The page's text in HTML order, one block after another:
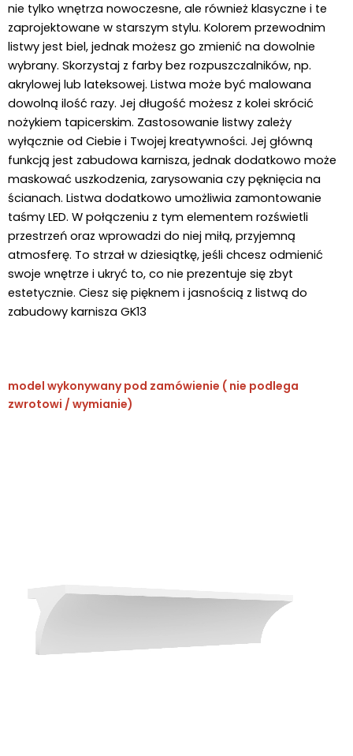
nie tylko wnętrza nowoczesne, ale również klasyczne i te
zaprojektowane w starszym stylu. Kolorem przewodnim
listwy jest biel, jednak możesz go zmienić na dowolnie
wybrany. Skorzystaj z farby bez rozpuszczalników, np.
akrylowej lub lateksowej. Listwa może być malowana
dowolną ilość razy. Jej długość możesz z kolei skrócić
nożykiem tapicerskim. Zastosowanie listwy zależy
wyłącznie od Ciebie i Twojej kreatywności. Jej główną
funkcją jest zabudowa karnisza, jednak dodatkowo może
maskować uszkodzenia, zarysowania czy pęknięcia na
ścianach. Listwa dodatkowo umożliwia zamontowanie
taśmy LED. W połączeniu z tym elementem rozświetli
przestrzeń oraz wprowadzi do niej miłą, przyjemną
atmosferę. To strzał w dziesiątkę, jeśli chcesz odmienić
swoje wnętrze i ukryć to, co nie prezentuje się zbyt
estetycznie. Ciesz się pięknem i jasnością z listwą do
zabudowy karnisza GK13
model wykonywany pod zamówienie ( nie podlega
zwrotowi / wymianie)